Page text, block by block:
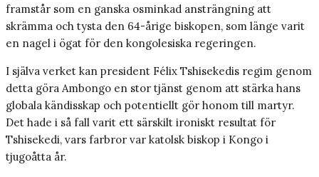
framstår som en ganska osminkad ansträngning att
skrämma och tysta den 64-årige biskopen, som länge varit
en nagel i ögat för den kongolesiska regeringen.
I själva verket kan president Félix Tshisekedis regim genom
detta göra Ambongo en stor tjänst genom att stärka hans
globala kändisskap och potentiellt gör honom till martyr.
Det hade i så fall varit ett särskilt ironiskt resultat för
Tshisekedi, vars farbror var katolsk biskop i Kongo i
tjugoåtta år.